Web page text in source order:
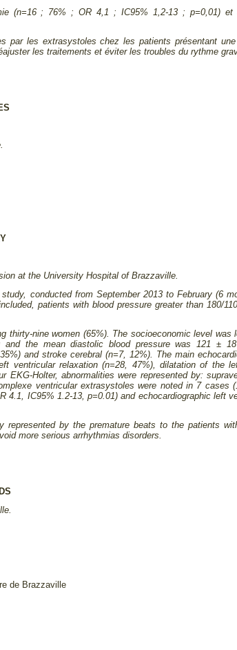
(n=16 ; 76% ; OR 4,1 ; IC95% 1,2-13 ; p=0,01) et
par les extrasystoles chez les patients présentant
les traitements et éviter les troubles du rythme
at the University Hospital of Brazzaville.
conducted from September 2013 to February (6
patients with blood pressure greater than 180/
thirty-nine women (65%). The socioeconomic level was
the mean diastolic blood pressure was 121 ± 18
and stroke cerebral (n=7, 12%). The main
ventricular relaxation (n=28, 47%), dilatation of the
Holter, abnormalities were represented by:
ventricular extrasystoles were noted in 7 cases
4.1, IC95% 1.2-13, p=0.01) and echocardiographic left
by the premature beats to the patients
more serious arrhythmias disorders.
de Brazzaville